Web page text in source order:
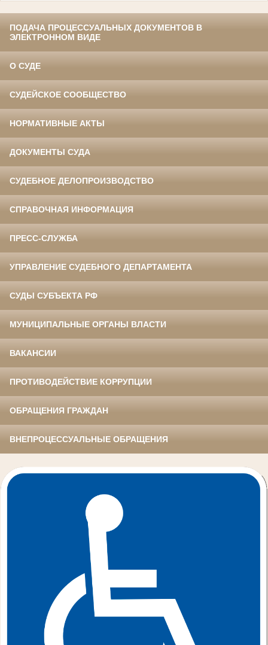
ПОДАЧА ПРОЦЕССУАЛЬНЫХ ДОКУМЕНТОВ В
ЭЛЕКТРОННОМ ВИДЕ
О СУДЕ
СУДЕЙСКОЕ СООБЩЕСТВО
НОРМАТИВНЫЕ АКТЫ
ДОКУМЕНТЫ СУДА
СУДЕБНОЕ ДЕЛОПРОИЗВОДСТВО
СПРАВОЧНАЯ ИНФОРМАЦИЯ
ПРЕСС-СЛУЖБА
УПРАВЛЕНИЕ СУДЕБНОГО ДЕПАРТАМЕНТА
СУДЫ СУБЪЕКТА РФ
МУНИЦИПАЛЬНЫЕ ОРГАНЫ ВЛАСТИ
ВАКАНСИИ
ПРОТИВОДЕЙСТВИЕ КОРРУПЦИИ
ОБРАЩЕНИЯ ГРАЖДАН
ВНЕПРОЦЕССУАЛЬНЫЕ ОБРАЩЕНИЯ